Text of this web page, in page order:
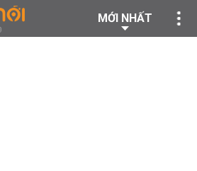
MỚI NHẤT